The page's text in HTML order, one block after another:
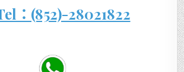
：(852)-28021822